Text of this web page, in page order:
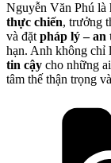
Nguyễn Văn Phú là
thực chiến, trưởng
và đặt pháp lý – an
hạn. Anh không chỉ
tin cậy cho những
tâm thế thận trọng